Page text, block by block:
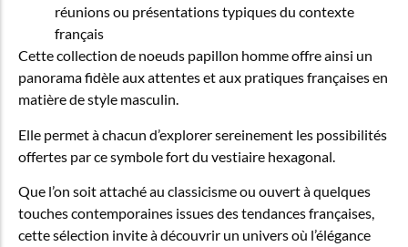
réunions ou présentations typiques du contexte
français
Cette collection de noeuds papillon homme offre ainsi un
panorama fidèle aux attentes et aux pratiques françaises en
matière de style masculin.
Elle permet à chacun d’explorer sereinement les possibilités
offertes par ce symbole fort du vestiaire hexagonal.
Que l’on soit attaché au classicisme ou ouvert à quelques
touches contemporaines issues des tendances françaises,
cette sélection invite à découvrir un univers où l’élégance